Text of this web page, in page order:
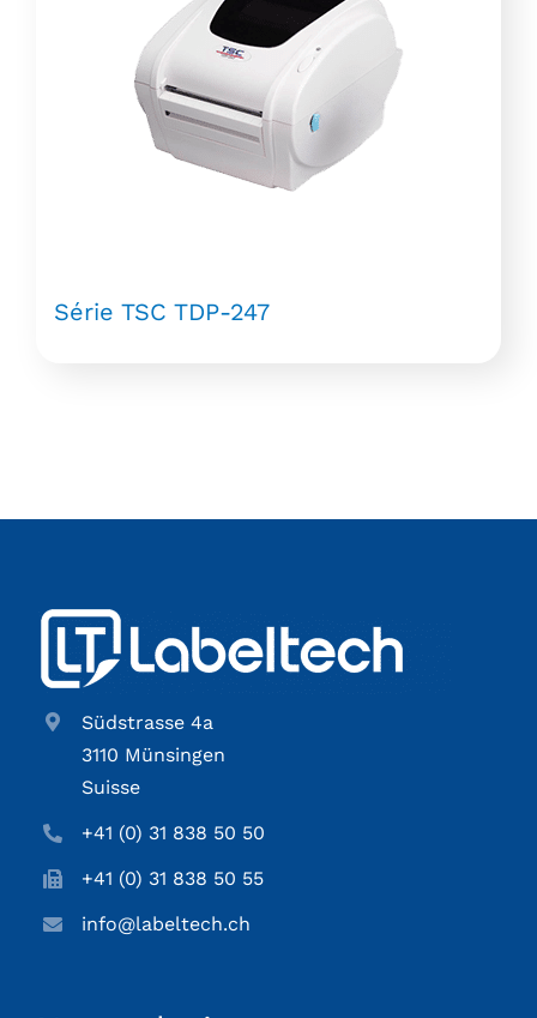
Série TSC TDP-247
Südstrasse 4a
3110 Münsingen
Suisse
+41 (0) 31 838 50 50
+41 (0) 31 838 50 55
info@labeltech.ch